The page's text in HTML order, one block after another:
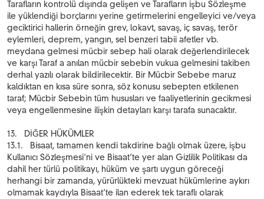
Tarafların kontrolü dışında gelişen ve Tarafların işbu Sözleşme
ile yüklendiği borçlarını yerine getirmelerini engelleyici ve/veya
geciktirici hallerin örneğin grev, lokavt, savaş, iç savaş, terör
eylemleri, deprem, yangın, sel benzeri tabii afetler vb.
meydana gelmesi mücbir sebep hali olarak değerlendirilecek
ve karşı Taraf a anılan mücbir sebebin vukua gelmesini takiben
derhal yazılı olarak bildirilecektir. Bir Mücbir Sebebe maruz
kaldıktan en kısa süre sonra, söz konusu sebepten etkilenen
taraf; Mücbir Sebebin tüm hususları ve faaliyetlerinin gecikmesi
veya engellenmesine ilişkin detayları karşı tarafa sunacaktır.
13. DİĞER HÜKÜMLER
13.1. Bisaat, tamamen kendi takdirine bağlı olmak üzere, işbu
Kullanıcı Sözleşmesi'ni ve Bisaat’te yer alan Gizlilik Politikası da
dahil her türlü politikayı, hüküm ve şartı uygun göreceği
herhangi bir zamanda, yürürlükteki mevzuat hükümlerine aykırı
olmamak kaydıyla Bisaat’te ilan ederek tek taraflı olarak